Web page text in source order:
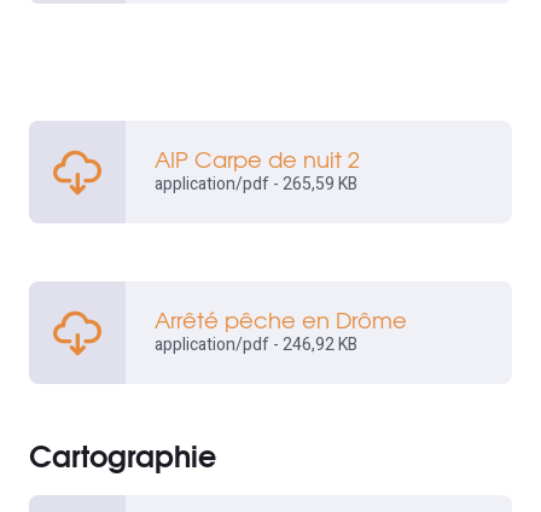
AIP Carpe de nuit 2
application/pdf - 265,59 KB
Arrêté pêche en Drôme
application/pdf - 246,92 KB
Cartographie